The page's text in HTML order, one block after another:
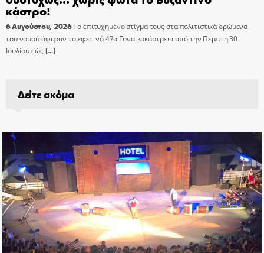
κάστρο!
6 Αυγούστου, 2026Το επιτυχημένο στίγμα τους στα πολιτιστικά δρώμενα
του νομού άφησαν τα εφετινά 47α Γυναικοκάστρεια από την Πέμπτη 30
Ιουλίου εώς[…]
Δείτε ακόμα